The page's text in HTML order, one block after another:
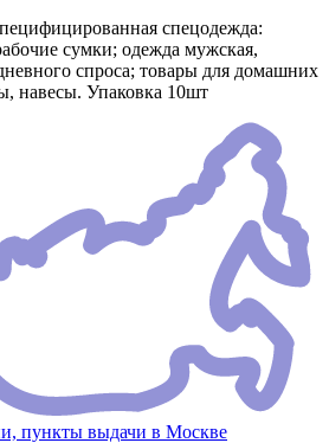
спецодежда:
сумки; одежда мужская,
спроса; товары для домашних
навесы. Упаковка 10шт
пункты выдачи в Москве